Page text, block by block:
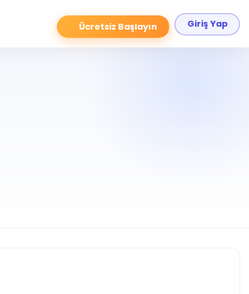
Ücretsiz Başlayın Giriş Yap